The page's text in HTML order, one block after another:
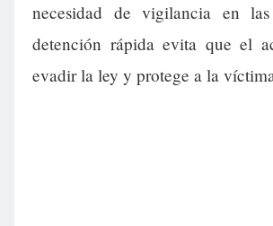
necesidad de vigilancia en
detención rápida evita que el
evadir la ley y protege a la